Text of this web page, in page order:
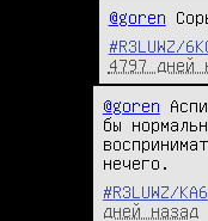
@goren
#R3LUWZ/
4797 дней
@goren
бы
нечего.
#R3LUWZ/KA6
дней назад